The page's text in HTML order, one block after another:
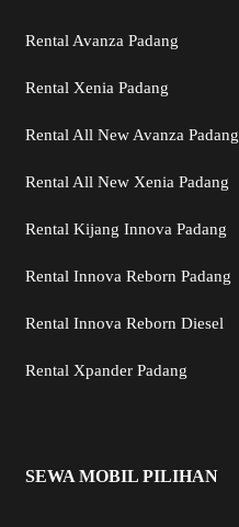
Rental Avanza Padang
Rental Xenia Padang
Rental All New Avanza Padang
Rental All New Xenia Padang
Rental Kijang Innova Padang
Rental Innova Reborn Padang
Rental Innova Reborn Diesel
Rental Xpander Padang
SEWA MOBIL PILIHAN